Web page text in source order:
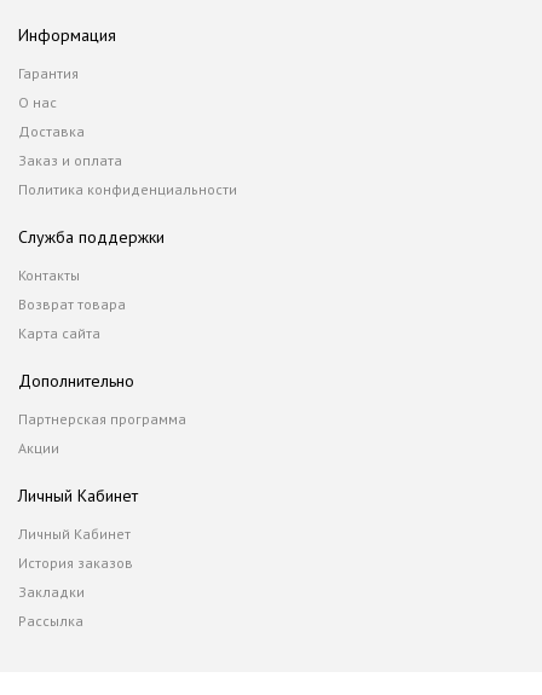
Информация
Гарантия
О нас
Доставка
Заказ и оплата
Политика конфиденциальности
Служба поддержки
Контакты
Возврат товара
Карта сайта
Дополнительно
Партнерская программа
Акции
Личный Кабинет
Личный Кабинет
История заказов
Закладки
Рассылка